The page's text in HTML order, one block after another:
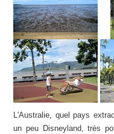
L'Australie, quel pays
un peu Disneyland, très